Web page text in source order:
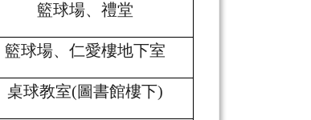
籃球場、禮堂
籃球場、仁愛樓地下室
桌球教室(圖書館樓下)